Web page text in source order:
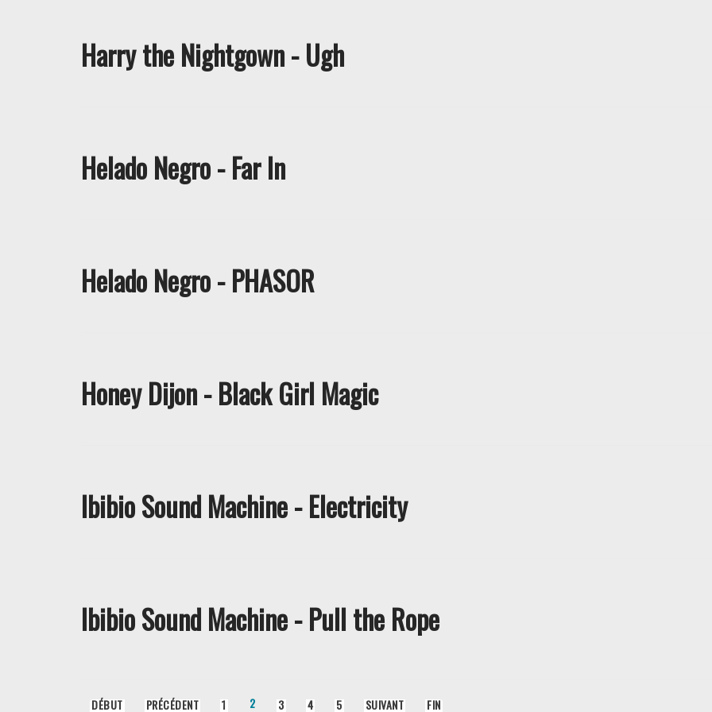
Harry the Nightgown - Ugh
Helado Negro - Far In
Helado Negro - PHASOR
Honey Dijon - Black Girl Magic
Ibibio Sound Machine - Electricity
Ibibio Sound Machine - Pull the Rope
DÉBUT PRÉCÉDENT 1 2 3 4 5 SUIVANT FIN